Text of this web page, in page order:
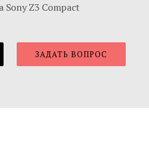
Z3 Compact
ЗАДАТЬ ВОПРОС